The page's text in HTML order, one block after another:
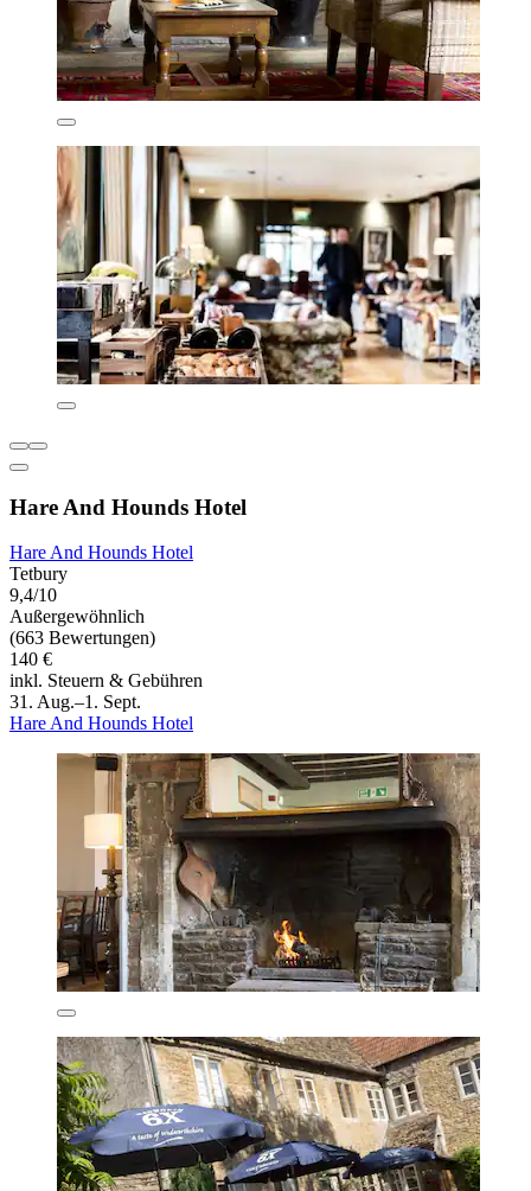
Hare And Hounds Hotel
Hare And Hounds Hotel
Tetbury
9,4/10
Außergewöhnlich
(663 Bewertungen)
140 €
inkl. Steuern & Gebühren
31. Aug.–1. Sept.
Hare And Hounds Hotel